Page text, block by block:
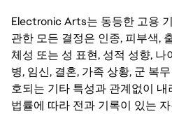
Electronic Arts는 동등한 고용
관한 모든 결정은 인종, 피부색,
체성 또는 성 표현, 성적 성향, 나
병, 임신, 결혼, 가족 상황, 군 복
호되는 기타 특성과 관계없이
법률에 따라 전과 기록이 있는